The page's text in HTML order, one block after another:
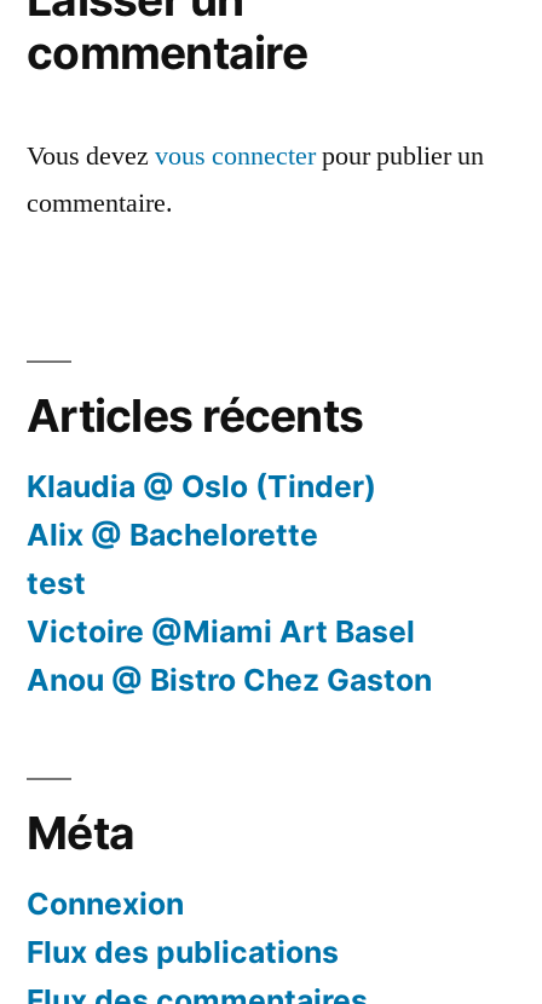
commentaire
Vous devez vous connecterpour publier un
commentaire.
Articles récents
Klaudia @ Oslo (Tinder)
Alix @ Bachelorette
test
Victoire @Miami Art Basel
Anou @ Bistro Chez Gaston
Méta
Connexion
Flux des publications